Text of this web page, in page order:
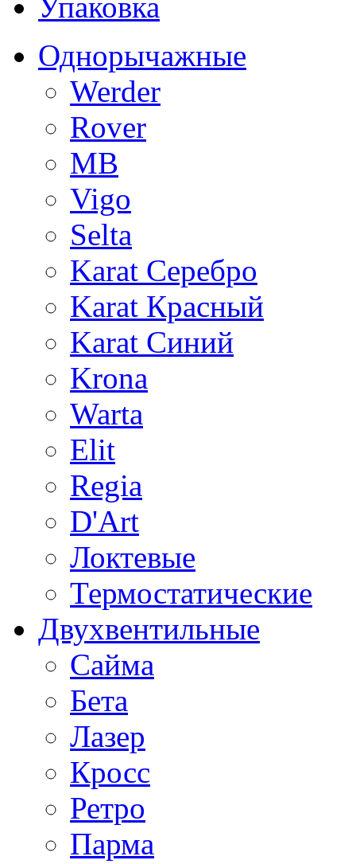
Однорычажные
Werder
Rover
MB
Vigo
Selta
Karat Серебро
Karat Красный
Karat Синий
Krona
Warta
Elit
Regia
D'Art
Локтевые
Термостатические
Двухвентильные
Сайма
Бета
Лазер
Кросс
Ретро
Парма